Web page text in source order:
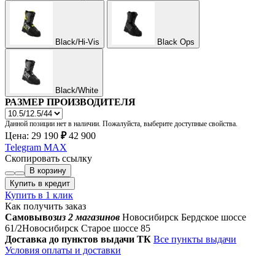
Black/Hi-Vis Black Ops
Black/White
РАЗМЕР ПРОИЗВОДИТЕЛЯ
Данной позиции нет в наличии. Пожалуйста, выберите доступные свойства.
Цена: 29 190 ₽ 42 900
Telegram MAX
Скопировать ссылку
В корзину
Купить в кредит
Купить в 1 клик
Как получить заказ
Самовывозиз 2 магазинов Новосибирск Бердское шоссе
61/2Новосибирск Старое шоссе 85
Доставка до пунктов выдачи ТК Все пункты выдачи
Условия оплаты и доставки